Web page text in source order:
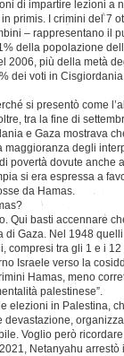
di impartire lezioni a
primis. I crimini del 7
– rappresentano il
della popolazione
2006, più della metà
dei voti in
si presentò come
tra la fine di
e Gaza mostrava
maggioranza degli
povertà dovute anche
si era espressa a
da Hamas.
Qui basti accennare
di Gaza. Nel 1948
compresi tra gli 1 e i
Israele verso la
Hamas, meno
palestinese”.
elezioni in Palestina,
devastazione,
Voglio però
Netanyahu